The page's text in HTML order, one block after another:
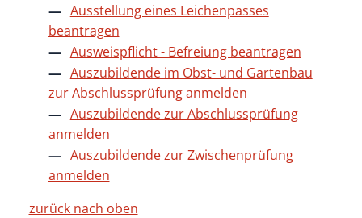
Ausstellung eines Leichenpasses
beantragen
Ausweispflicht - Befreiung beantragen
Auszubildende im Obst- und Gartenbau
zur Abschlussprüfung anmelden
Auszubildende zur Abschlussprüfung
anmelden
Auszubildende zur Zwischenprüfung
anmelden
zurück nach oben